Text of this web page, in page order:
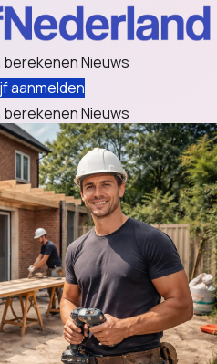
berekenenNieuws
aanmelden
berekenenNieuws